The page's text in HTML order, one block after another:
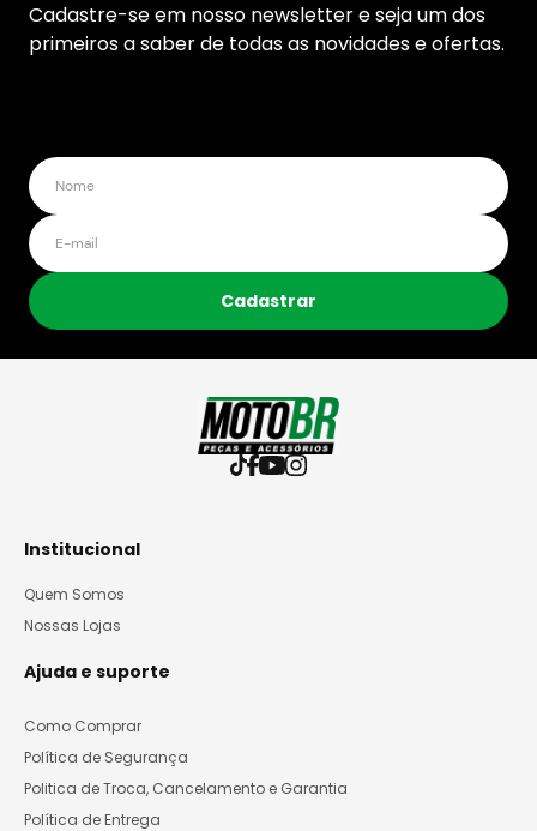
Cadastre-se em nosso newsletter e seja um dos
primeiros a saber de todas as novidades e ofertas.
Cadastrar
Institucional
Quem Somos
Nossas Lojas
Ajuda e suporte
Como Comprar
Política de Segurança
Politica de Troca, Cancelamento e Garantia
Política de Entrega